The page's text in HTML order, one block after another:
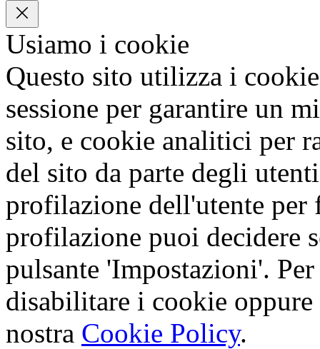
Usiamo i cookie
Questo sito utilizza i
sessione per garantire un
sito, e cookie analitici per
del sito da parte degli
profilazione dell'utente
profilazione puoi decidere
pulsante 'Impostazioni'.
disabilitare i cookie
nostra Cookie Policy.